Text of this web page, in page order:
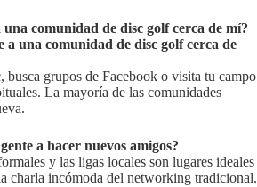
comunidad de disc golf cerca de mí?
a una comunidad de disc golf cerca de
busca grupos de Facebook o visita tu campo
La mayoría de las comunidades
a hacer nuevos amigos?
y las ligas locales son lugares ideales
charla incómoda del networking tradicional.